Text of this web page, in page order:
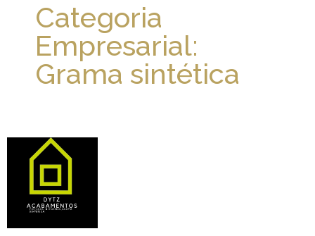
Categoria
Empresarial:
Grama sintética